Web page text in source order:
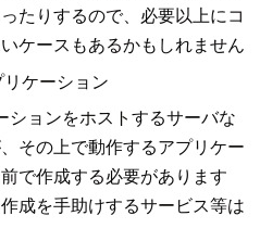
たりするので、必要以上にコ
ケースもあるかもしれません
ケーション
ションをホストするサーバな
その上で動作するアプリケー
で作成する必要があります
成を手助けするサービス等は